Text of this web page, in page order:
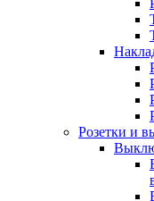
Розетки и